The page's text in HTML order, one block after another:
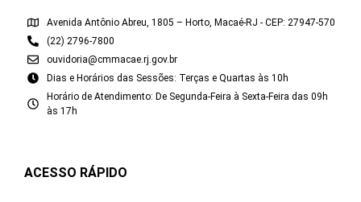
Avenida Antônio Abreu, 1805 – Horto, Macaé-RJ - CEP: 27947-570
(22) 2796-7800
ouvidoria@cmmacae.rj.gov.br
Dias e Horários das Sessões: Terças e Quartas às 10h
Horário de Atendimento: De Segunda-Feira à Sexta-Feira das 09h
às 17h
ACESSO RÁPIDO